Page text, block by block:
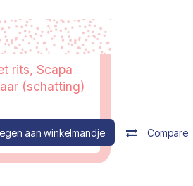
rits, Scapa
(schatting)
aan winkelmandje Compare